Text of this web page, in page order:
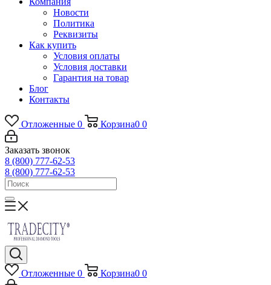
Новости
Политика
Реквизиты
Как купить
Условия оплаты
Условия доставки
Гарантия на товар
Блог
Контакты
Отложенные 0 Корзина0 0
Заказать звонок
8 (800) 777-62-53
8 (800) 777-62-53
Отложенные 0 Корзина0 0